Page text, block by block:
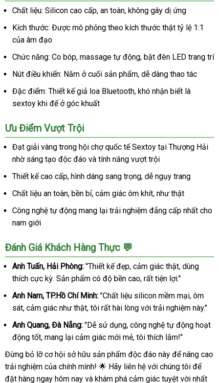
Chất liệu: Silicon cao cấp, an toàn, không gây dị ứng
Kích thước: Được mô phỏng theo kích thước thật tỷ lệ 1:1
của âm đạo
Chức năng: Co bóp, massage tự động, bật đèn LED trang trí
Nút điều khiển: Nằm ở cuối sản phẩm, dễ dàng thao tác
Đặc điểm: Thiết kế giả loa Bluetooth, khó nhận biết là
sextoy khi để ở góc khuất
Ưu Điểm Vượt Trội
Đạt giải vàng trong hội chợ quốc tế Sextoy tại Thượng Hải
nhờ sáng tạo độc đáo và tính năng vượt trội
Thiết kế cao cấp, hình dáng sang trọng, dễ ngụy trang
Chất liệu an toàn, bền bỉ, cảm giác ôm khít, như thật
Công nghệ tự động mang lại trải nghiệm đẳng cấp nhất cho
nam giới
Đánh Giá Khách Hàng Thực 💬
Anh Tuấn, Hải Phòng: "Thiết kế đẹp, cảm giác thật, dùng
thích cực kỳ. Sản phẩm có độ bền cao, rất tiện lợi."
Anh Nam, TP.Hồ Chí Minh: "Chất liệu silicon mềm mại, ôm
sát, cảm giác như thật, tôi rất hài lòng với trải nghiệm này."
Anh Quang, Đà Nẵng: "Dễ sử dụng, công nghệ tự động hoạt
động tốt, mang lại cảm giác mới mẻ, tôi thích lắm!"
Đừng bỏ lỡ cơ hội sở hữu sản phẩm độc đáo này để nâng cao
trải nghiệm của chính mình! 🌟 Hãy liên hệ với chúng tôi để
đặt hàng ngay hôm nay và khám phá cảm giác tuyệt vời nhất